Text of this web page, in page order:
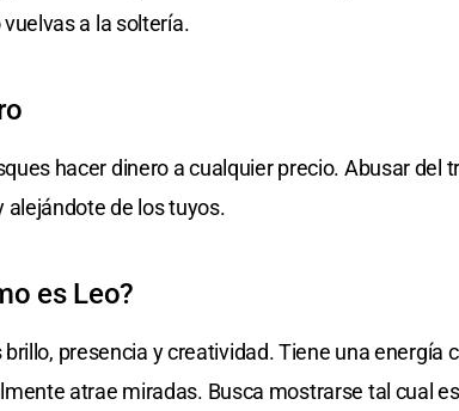
a la soltería.
hacer dinero a cualquier precio. Abusar del
alejándote de los tuyos.
es Leo?
brillo, presencia y creatividad. Tiene una energía
atrae miradas. Busca mostrarse tal cual